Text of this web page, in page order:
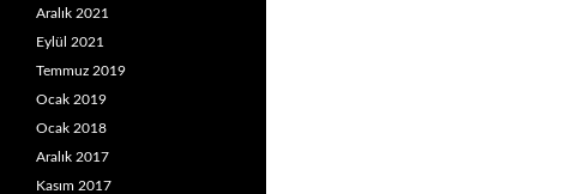
Aralık 2021
Eylül 2021
Temmuz 2019
Ocak 2019
Ocak 2018
Aralık 2017
Kasım 2017